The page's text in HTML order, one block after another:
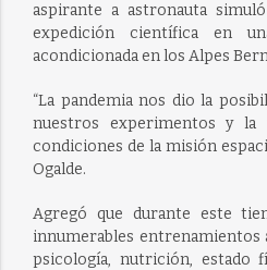
aspirante a astronauta
expedición científica en
acondicionada en los Alpes
“La pandemia nos dio la
nuestros experimentos y la
condiciones de la misión
Ogalde.
Agregó que durante este
innumerables entrenamientos
psicología, nutrición, estado